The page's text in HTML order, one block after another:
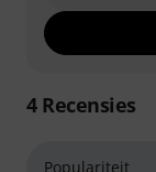
4Recensies